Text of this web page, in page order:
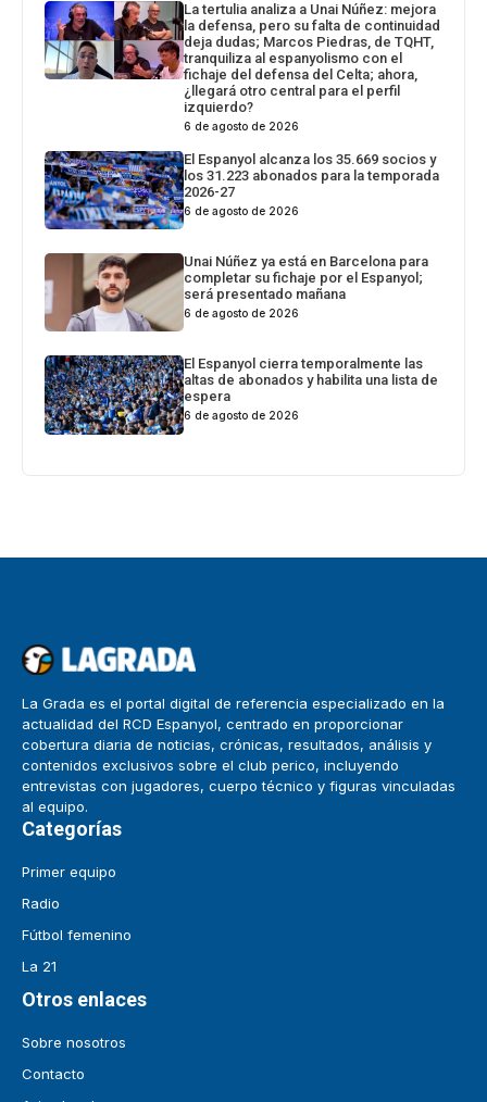
La tertulia analiza a Unai Núñez: mejora
la defensa, pero su falta de continuidad
deja dudas; Marcos Piedras, de TQHT,
tranquiliza al espanyolismo con el
fichaje del defensa del Celta; ahora,
¿llegará otro central para el perfil
izquierdo?
6 de agosto de 2026
El Espanyol alcanza los 35.669 socios y
los 31.223 abonados para la temporada
2026-27
6 de agosto de 2026
Unai Núñez ya está en Barcelona para
completar su fichaje por el Espanyol;
será presentado mañana
6 de agosto de 2026
El Espanyol cierra temporalmente las
altas de abonados y habilita una lista de
espera
6 de agosto de 2026
La Grada es el portal digital de referencia especializado en la
actualidad del RCD Espanyol, centrado en proporcionar
cobertura diaria de noticias, crónicas, resultados, análisis y
contenidos exclusivos sobre el club perico, incluyendo
entrevistas con jugadores, cuerpo técnico y figuras vinculadas
al equipo.
Categorías
Primer equipo
Radio
Fútbol femenino
La 21
Otros enlaces
Sobre nosotros
Contacto